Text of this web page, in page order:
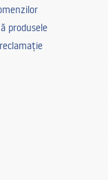
produsele